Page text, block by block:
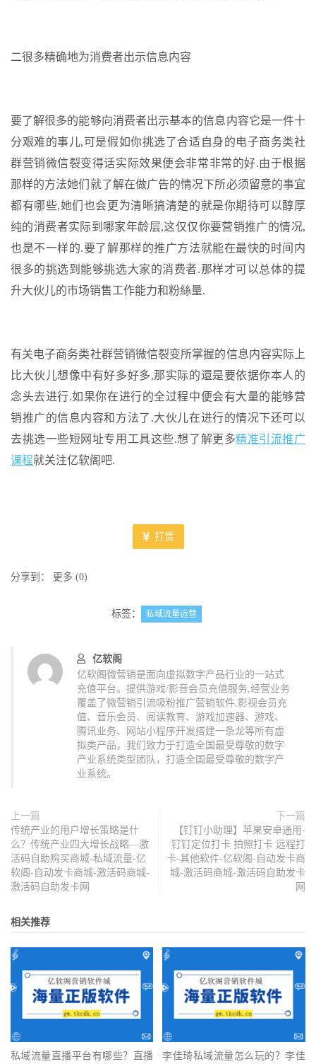
二很多精确地为消费者出示信息内容
要了解很多的能够向消费者出示基本的信息内容它是一件十
分艰难的事儿,可是假如你挑选了合适自身的电子商务类社
群营销微信裂变得话实际效果便会非常非常的好.由于根据
那样的方法她们就了解在做广告的情况下所必须留意的事宜
都有哪些,她们也会更为清晰搞清楚的就是你期待可以醇厚
纯的消费者实际到哪家年龄层,这仅仅你要营销推广的情况,
也是不一样的.要了解那样的推广方法就能在最快的时间内
很多的挑选到能够挑选大家的消费者.那样才可以总体的提
升大伙儿的市场销售工作能力和粉絲量.
有关电子商务类社群营销微信裂变所掌握的信息内容实际上
比大伙儿想像中有好多好多,那实际的還是要依据你本人的
念头去进行.如果你在进行的全过程中便会有大量的能够营
销推广的信息内容和方法了.大伙儿在进行的情况下还可以
去挑选一些短网址专用工具这些.想了解更多精准引流推广
课程就关注亿软阁吧.
打赏
分享到： 更多 (0)
标签： 私域流量运营
亿软阁
亿软阁微营销是面向虚拟数字产品行业的一站式
充值平台。提供游戏/影音会员充值服务,经营业务
覆盖了微营销引流吸粉推广营销软件,影视会员充
值、音乐会员、阅读教育、游戏加速器、游戏、
腾讯业务、网站小程序开发搭建一条龙等所有虚
拟类产品，我们致力于打造全国最受尊敬的数字
产业系统类型团队，打造全国最受尊敬的数字产
业系统。
上一篇
传统产业的用户增长策略是什
么？传统产业四大增长战略—激
活码自助购买商城-私域流量-亿
软阁-自动发卡商城-激活码商城-
激活码自助发卡网
下一篇
【钉钉小助理】苹果安卓通用-
钉钉定位打卡 拍照打卡 远程打
卡-其他软件-亿软阁-自动发卡商
城-激活码商城-激活码自助发卡
网
相关推荐
私域流量直播平台有哪些？直播
李佳琦私域流量怎么玩的？李佳